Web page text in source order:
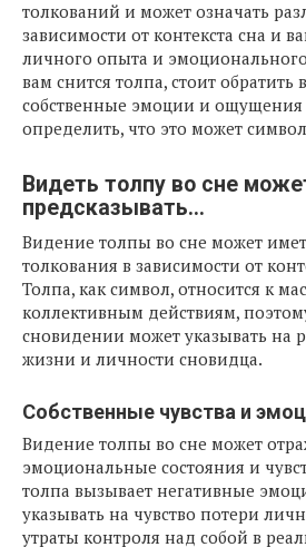
толкований и может означать
зависимости от контекста сна и
личного опыта и
вам снится толпа, стоит
собственные эмоции и ощущения
определить, что это может
Видеть толпу во сне
предсказывать…
Видение толпы во сне может
толкования в зависимости от
Толпа, как символ, относится к
коллективным действиям,
сновидении может указывать на
жизни и личности сновидца.
Собственные чувства и
Видение толпы во сне может
эмоциональные состояния и
толпа вызывает негативные
указывать на чувство потери
утраты контроля над собой в